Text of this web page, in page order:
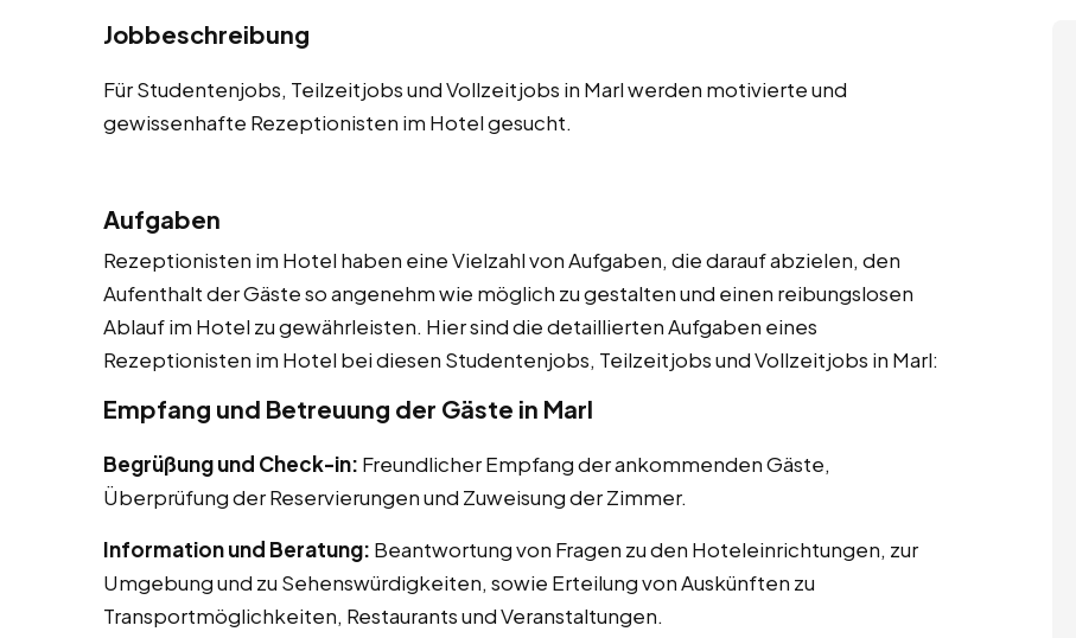
Jobbeschreibung
Für Studentenjobs, Teilzeitjobs und Vollzeitjobs in Marl werden motivierte und
gewissenhafte Rezeptionisten im Hotel gesucht.
Aufgaben
Rezeptionisten im Hotel haben eine Vielzahl von Aufgaben, die darauf abzielen, den
Aufenthalt der Gäste so angenehm wie möglich zu gestalten und einen reibungslosen
Ablauf im Hotel zu gewährleisten. Hier sind die detaillierten Aufgaben eines
Rezeptionisten im Hotel bei diesen Studentenjobs, Teilzeitjobs und Vollzeitjobs in Marl:
Empfang und Betreuung der Gäste in Marl
Begrüßung und Check-in: Freundlicher Empfang der ankommenden Gäste,
Überprüfung der Reservierungen und Zuweisung der Zimmer.
Information und Beratung: Beantwortung von Fragen zu den Hoteleinrichtungen, zur
Umgebung und zu Sehenswürdigkeiten, sowie Erteilung von Auskünften zu
Transportmöglichkeiten, Restaurants und Veranstaltungen.